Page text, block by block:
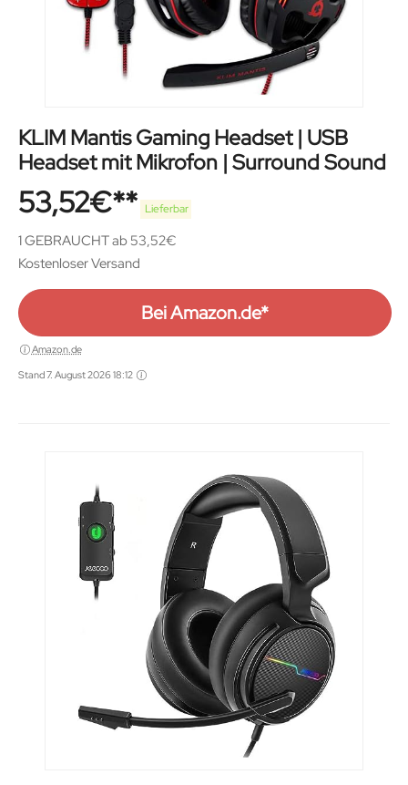
KLIM Mantis Gaming Headset | USB
Headset mit Mikrofon | Surround Sound
53,52€ Lieferbar
1 GEBRAUCHT ab 53,52€
Kostenloser Versand
Bei Amazon.de*
Amazon.de
Stand 7. August 2026 18:12